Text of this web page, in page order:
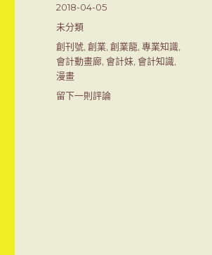
發
表
2018-04-05
分
類
未分類
標
籤
創刊號 ,創業 ,創業龍 ,專業知識
會計動畫廊 ,會計妹 ,會計知識
漫畫
留下一則評論